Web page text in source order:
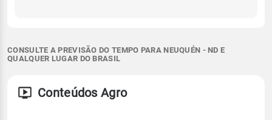
CONSULTE A PREVISÃO DO TEMPO PARA NEUQUÉN - ND E
QUALQUER LUGAR DO BRASIL
Conteúdos Agro